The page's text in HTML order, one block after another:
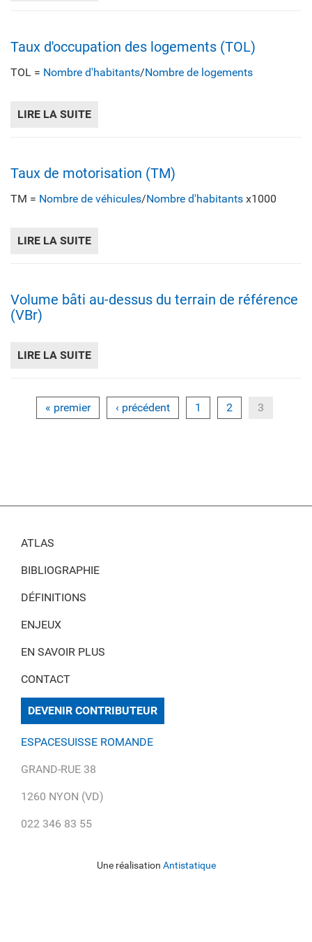
Taux d'occupation des logements (TOL)
TOL = Nombre d'habitants/Nombre de logements
LIRE LA SUITE
Taux de motorisation (TM)
TM = Nombre de véhicules/Nombre d'habitants x1000
LIRE LA SUITE
Volume bâti au-dessus du terrain de référence
(VBr)
LIRE LA SUITE
« premier ‹ précédent 1 2 3
ATLAS
BIBLIOGRAPHIE
DÉFINITIONS
ENJEUX
EN SAVOIR PLUS
CONTACT
DEVENIR CONTRIBUTEUR
ESPACESUISSE ROMANDE
GRAND-RUE 38
1260 NYON (VD)
022 346 83 55
Une réalisation Antistatique